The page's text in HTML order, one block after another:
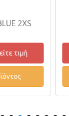
2XS
τιμή